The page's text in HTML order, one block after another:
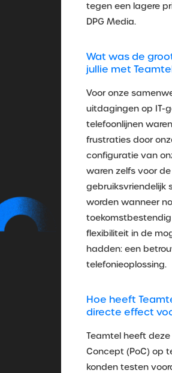
tegen een lagere
DPG Media.
Wat was de
jullie met
Voor onze
uitdagingen op IT-
telefoonlijnen
frustraties door
configuratie van
waren zelfs voor
gebruiksvriendelijk
worden wanneer
flexibiliteit in de
hadden: een
telefonieoplossing.
Hoe heeft
directe effect
Teamtel heeft
Concept (PoC) op
konden testen